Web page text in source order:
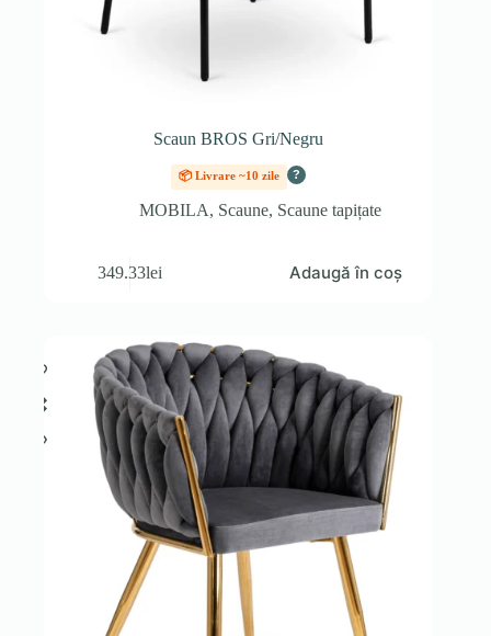
Scaun BROS Gri/Negru
📦 Livrare ~10 zile ?
MOBILA, Scaune, Scaune tapițate
349.33lei Adaugă în coș